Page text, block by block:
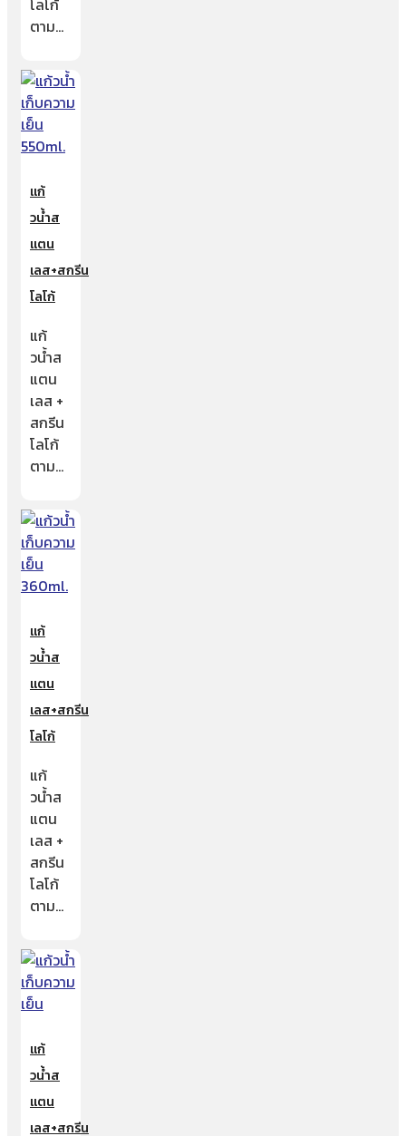
โลโก้
ตาม…
แก้
วน้ำส
แตน
เลส+สกรีน
โลโก้
แก้
วน้ำส
แตน
เลส +
สกรีน
โลโก้
ตาม…
แก้
วน้ำส
แตน
เลส+สกรีน
โลโก้
แก้
วน้ำส
แตน
เลส +
สกรีน
โลโก้
ตาม…
แก้
วน้ำส
แตน
เลส+สกรีน